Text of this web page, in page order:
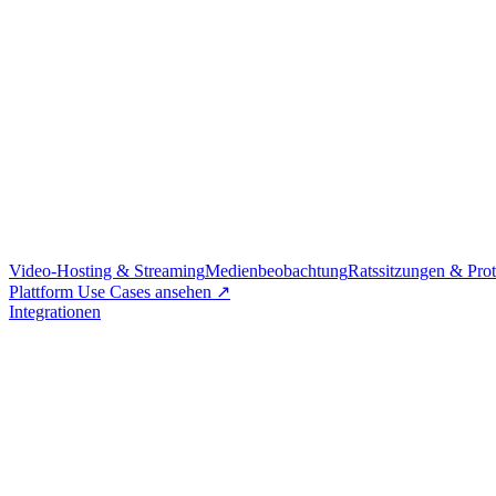
Video-Hosting & StreamingMedienbeobachtungRatssitzungen &
Plattform Use Cases ansehen ↗
Integrationen